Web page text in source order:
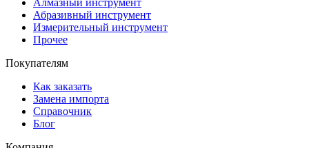
Абразивный инструмент
Измерительный инструмент
Прочее
Покупателям
Как заказать
Замена импорта
Справочник
Блог